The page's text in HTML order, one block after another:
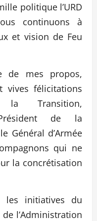
politique l’URD
continuons à
et vision de Feu
de mes propos,
vives félicitations
Transition,
de la
Général d’Armée
qui ne
la concrétisation
les initiatives du
l’Administration